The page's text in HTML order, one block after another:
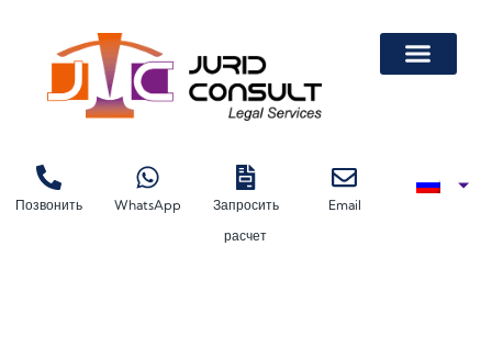
Позвонить WhatsApp
Запросить
расчет
Email